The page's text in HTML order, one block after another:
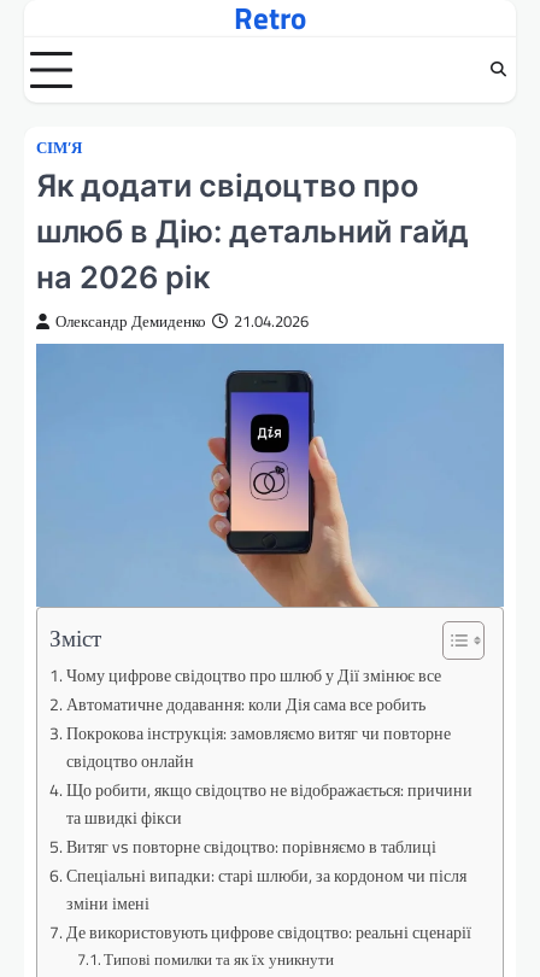
вмісту
Retro
СІМ’Я
Як додати свідоцтво про
шлюб в Дію: детальний гайд
на 2026 рік
Олександр Демиденко 21.04.2026
Зміст
Чому цифрове свідоцтво про шлюб у Дії змінює все
Автоматичне додавання: коли Дія сама все робить
Покрокова інструкція: замовляємо витяг чи повторне
свідоцтво онлайн
Що робити, якщо свідоцтво не відображається: причини
та швидкі фікси
Витяг vs повторне свідоцтво: порівняємо в таблиці
Спеціальні випадки: старі шлюби, за кордоном чи після
зміни імені
Де використовують цифрове свідоцтво: реальні сценарії
Типові помилки та як їх уникнути